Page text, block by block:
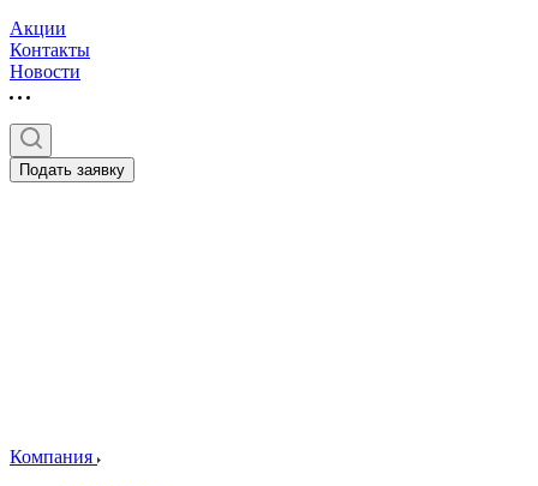
Акции
Контакты
Новости
Подать заявку
Компания